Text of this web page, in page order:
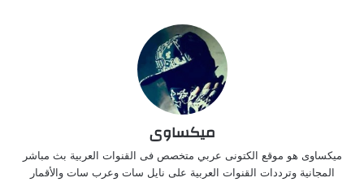
ميكساوى
ميكساوى هو موقع الكتونى عربي متخصص فى القنوات العربية بث مباشر
المجانية وترددات القنوات العربية على نايل سات وعرب سات والأقمار